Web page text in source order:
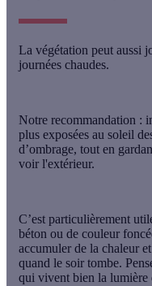
La végétation peut aussi
journées chaudes.
Notre recommandation :
plus exposées au soleil
d’ombrage, tout en
voir l'extérieur.
C’est particulièrement
béton ou de couleur
accumuler de la chaleur
quand le soir tombe.
qui vivent bien la lumière